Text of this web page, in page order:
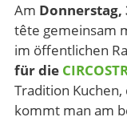
Am Donnerstag,
tête gemeinsam
im öffentlichen
für die
Tradition
kommt man am